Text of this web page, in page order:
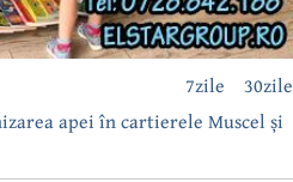
30zile
7zile
apei în cartierele Muscel și